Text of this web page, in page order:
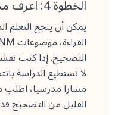
الخطوة 4: اعرف متى لا يكفي التعلم الذاتي
يمكن أن ينجح التعلم
التصحيح. إذا كنت
مسارا مدرسيا،
القليل من التصحيح